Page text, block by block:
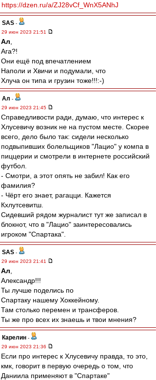
https://dzen.ru/a/ZJ28vCf_WnX5ANhJ
SAS -
29 июн 2023 21:51
Ал
Ага?!
Они ещё под впечатлением
Наполи и Хвичи и подумали, что
Хлуча он типа и грузин тоже!!!:-)
Ал -
29 июн 2023 21:45
Справедливости ради, думаю, что интерес к
Хлусевичу возник не на пустом месте. Скорее
всего, дело было так: сидели несколько
подвыпивших болельщиков "Лацио" у компа в
пиццерии и смотрели в интернете российский
футбол.
- Смотри, а этот опять не забил! Как его
фамилия?
- Чёрт его знает, рагацци. Кажется
Кхлутсевитш.
Сидевший рядом журналист тут же записал в
блокнот, что в "Лацио" заинтересовались
игроком "Спартака".
SAS -
29 июн 2023 21:41
Ал
Александр!!!
Ты лучше поделись по
Спартаку нашему Хоккейному.
Там столько перемен и трансферов.
Ты же про всех их знаешь и твои мнения?
Карелин -
29 июн 2023 21:36
Если про интерес к Хлусевичу правда, то это,
кмк, говорит в первую очередь о том, что
Даниила применяют в "Спартаке"